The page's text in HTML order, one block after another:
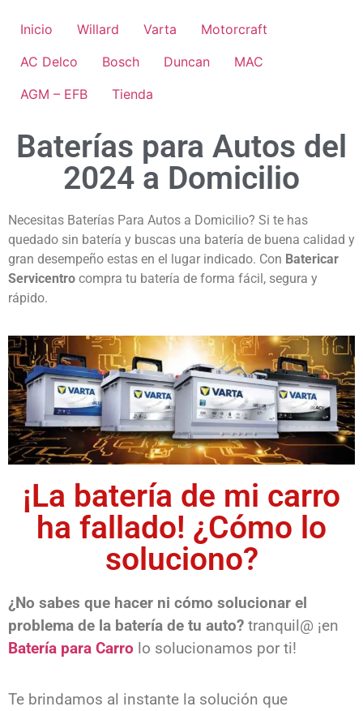
Inicio Willard Varta
Motorcraft
AC Delco
Bosch Duncan
MAC
AGM – EFB
Tienda
Baterías para Autos del
2024 a Domicilio
Necesitas Baterías Para Autos a Domicilio? Si te has
quedado sin batería y buscas una batería de buena calidad y
gran desempeño estas en el lugar indicado. Con Batericar
Servicentro compra tu batería de forma fácil, segura y
rápido.
¡La batería de mi carro
ha fallado! ¿Cómo lo
soluciono?
¿No sabes que hacer ni cómo solucionar el
problema de la batería de tu auto? tranquil@ ¡en
Batería para Carro lo solucionamos por ti!
Te brindamos al instante la solución que